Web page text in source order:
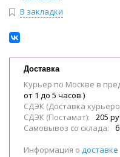
В закладки
Доставка
Курьер по Москве в
от 1 до 5 часов )
СДЭК (Доставка
СДЭК (Постамат):
205
Самовывоз со склада:
Информация о доставке